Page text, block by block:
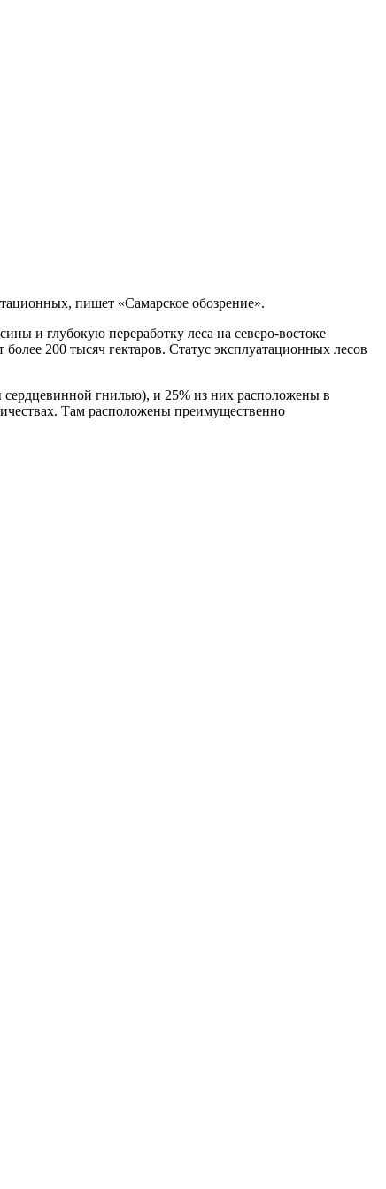
пишет «Самарское обозрение».
и глубокую переработку леса на северо-востоке
200 тысяч гектаров. Статус эксплуатационных лесов
гнилью), и 25% из них расположены в
Там расположены преимущественно